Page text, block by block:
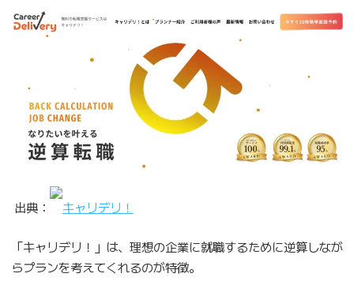
出典： キャリデリ！
「キャリデリ！」は、理想の企業に就職するために逆算しなが
らプランを考えてくれるのが特徴。